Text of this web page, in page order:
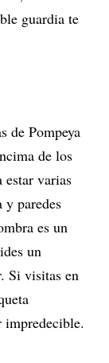
guardia te
de Pompeya
de los
estar varias
y paredes
es un
un
Si visitas en
impredecible.